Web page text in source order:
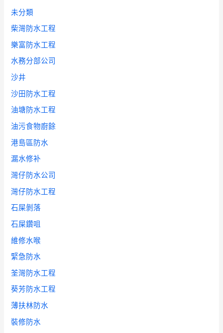
未分類
柴灣防水工程
樂富防水工程
水務分部公司
沙井
沙田防水工程
油塘防水工程
油污食物廚餘
港島區防水
漏水修补
灣仔防水公司
灣仔防水工程
石屎剝落
石屎鑽咀
維修水喉
緊急防水
荃灣防水工程
葵芳防水工程
薄扶林防水
裝修防水